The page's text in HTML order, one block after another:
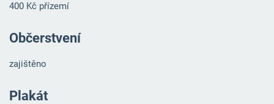
400 Kč přízemí
Občerstvení
zajištěno
Plakát